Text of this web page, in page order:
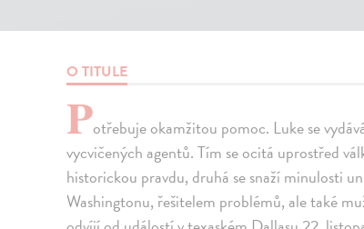
O TITULE
Potřebuje okamžitou pomoc. Luke se
vycvičených agentů. Tím se ocitá uprostřed
historickou pravdu, druhá se snaží minulosti
Washingtonu, řešitelem problémů, ale také